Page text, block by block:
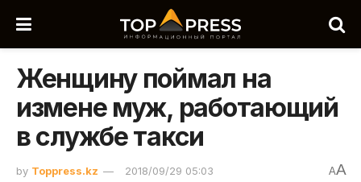
Женщину поймал на
измене муж, работающий
в службе такси
by Toppress.kz 2018/09/29 05:03 AA